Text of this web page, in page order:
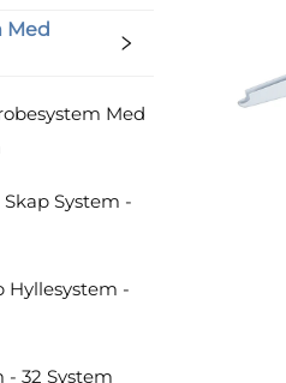
Med
Med
System -
Hyllesystem -
- 32 System